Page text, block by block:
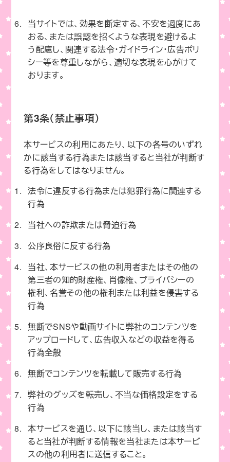
当サイトでは、効果を断定する、不安を過度にあ
おる、または誤認を招くような表現を避けるよ
う配慮し、関連する法令・ガイドライン・広告ポリ
シー等を尊重しながら、適切な表現を心がけて
おります。
第3条（禁止事項）
本サービスの利用にあたり、以下の各号のいずれ
かに該当する行為または該当すると当社が判断す
る行為をしてはなりません。
法令に違反する行為または犯罪行為に関連する
行為
当社への詐欺または脅迫行為
公序良俗に反する行為
当社、本サービスの他の利用者またはその他の
第三者の知的財産権、肖像権、プライバシーの
権利、名誉その他の権利または利益を侵害する
行為
無断でSNSや動画サイトに弊社のコンテンツを
アップロードして、広告収入などの収益を得る
行為全般
無断でコンテンツを転載して販売する行為
弊社のグッズを転売し、不当な価格設定をする
行為
本サービスを通じ、以下に該当し、または該当す
ると当社が判断する情報を当社または本サービ
スの他の利用者に送信すること。